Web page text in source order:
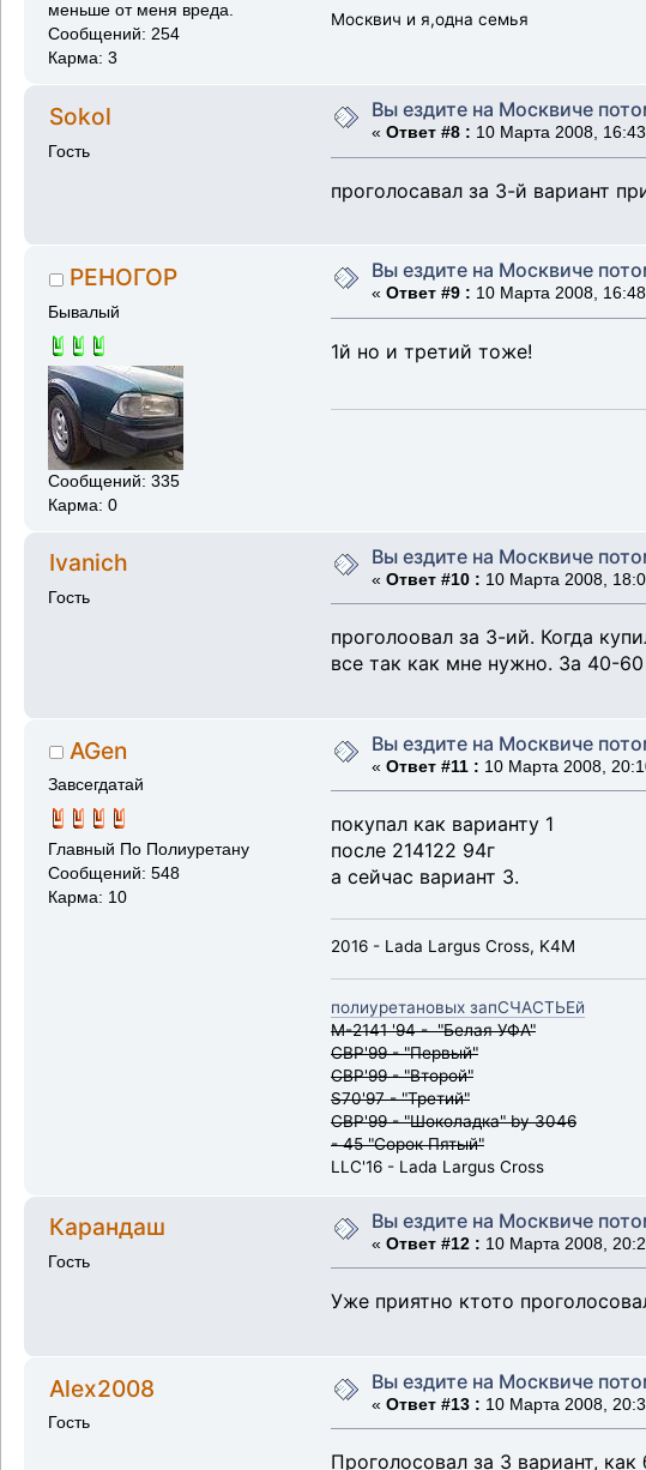
меньше от меня вреда.
Сообщений: 254
Карма: 3
Москвич и я,одна семья
Sokol
Гость
Вы ездите на Москвиче
« Ответ #8 : 10 Марта 2008,
проголосавал за 3-й вариант
РЕНОГОР
Бывалый
Сообщений: 335
Карма: 0
Вы ездите на Москвиче
« Ответ #9 : 10 Марта 2008,
1й но и третий тоже!
Ivanich
Гость
Вы ездите на Москвиче
« Ответ #10 : 10 Марта 2008,
проголоовал за 3-ий. Когда
все так как мне нужно. За 40-
AGen
Завсегдатай
Главный По Полиуретану
Сообщений: 548
Карма: 10
Вы ездите на Москвиче
« Ответ #11 : 10 Марта 2008,
покупал как варианту 1
после 214122 94г
а сейчас вариант 3.
2016 - Lada Largus Cross, K4M
полиуретановых запСЧАСТЬЕй
М-2141 '94 - "Белая УФА"
СВР'99 - "Первый"
СВР'99 - "Второй"
S70'97 - "Третий"
СВР'99 - "Шоколадка" by 3046
- 45 "Сорок Пятый"
LLC'16 - Lada Largus Cross
Карандаш
Гость
Вы ездите на Москвиче
« Ответ #12 : 10 Марта 2008,
Уже приятно ктото
Alex2008
Гость
Вы ездите на Москвиче
« Ответ #13 : 10 Марта 2008,
Проголосовал за 3 вариант,